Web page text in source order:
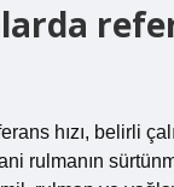
hızı, belirli
rulmanın